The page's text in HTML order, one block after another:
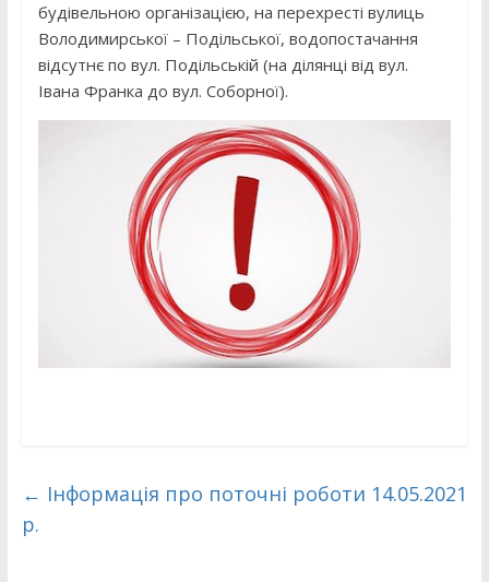
будівельною організацією, на перехресті вулиць
Володимирської – Подільської, водопостачання
відсутнє по вул. Подільській (на ділянці від вул.
Івана Франка до вул. Соборної).
← Інформація про поточні роботи 14.05.2021
р.